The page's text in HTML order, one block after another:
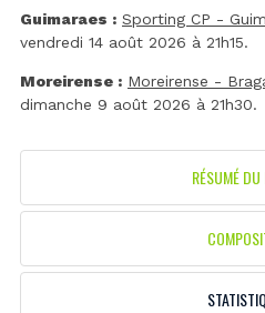
Guimaraes : Sporting CP -
vendredi 14 août 2026 à 21h15.
Moreirense : Moreirense -
dimanche 9 août 2026 à 21h30.
RÉSUMÉ